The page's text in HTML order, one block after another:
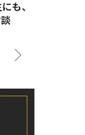
も、